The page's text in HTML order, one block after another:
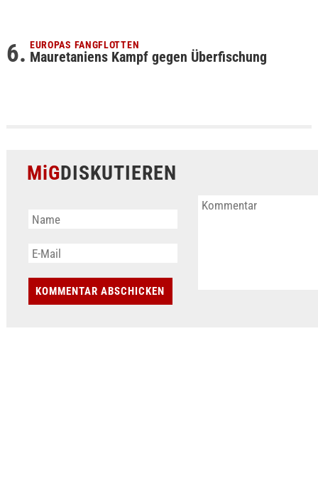
EUROPAS FANGFLOTTEN
Mauretaniens Kampf gegen Überfischung
MiGDISKUTIEREN